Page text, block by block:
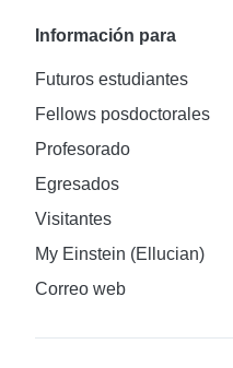
Información para
Futuros estudiantes
Fellows posdoctorales
Profesorado
Egresados
Visitantes
My Einstein (Ellucian)
Correo web